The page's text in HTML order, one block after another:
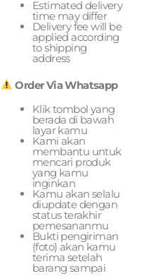
Estimated delivery
time may differ
Delivery fee will be
applied according
to shipping
address
Order Via Whatsapp
Klik tombol yang
berada di bawah
layar kamu
Kami akan
membantu untuk
mencari produk
yang kamu
inginkan
Kamu akan selalu
diupdate dengan
status terakhir
pemesananmu
Bukti pengiriman
(foto) akan kamu
terima setelah
barang sampai